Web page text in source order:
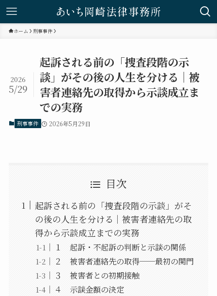
ホーム 刑事事件
起訴される前の「捜査段階の示
談」がその後の人生を分ける｜被
害者連絡先の取得から示談成立ま
での実務
2026
5/29
刑事事件 2026年5月29日
目次
起訴される前の「捜査段階の示談」がそ
の後の人生を分ける｜被害者連絡先の取
得から示談成立までの実務
１ 起訴・不起訴の判断と示談の関係
２ 被害者連絡先の取得──最初の関門
３ 被害者との初期接触
４ 示談金額の決定